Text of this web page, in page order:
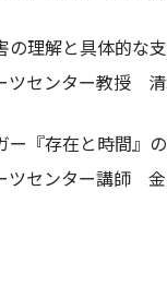
理解と具体的な
ツセンター教授
『存在と時間』
ツセンター講師